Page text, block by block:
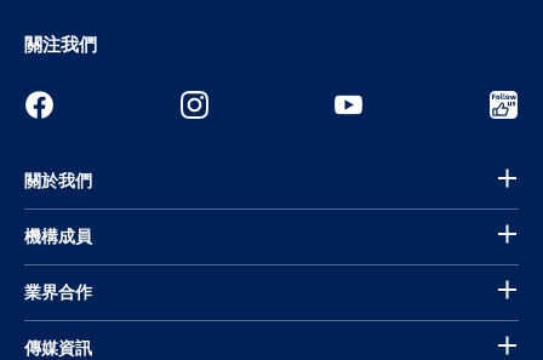
關注我們
關於我們
機構成員
業界合作
傳媒資訊